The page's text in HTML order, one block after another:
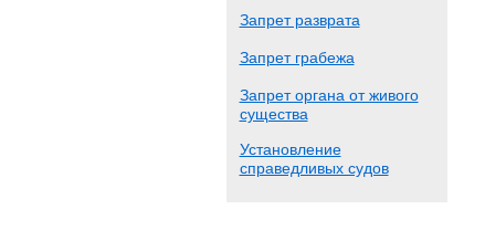
Запрет разврата
Запрет грабежа
Запрет органа от живого
существа
Установление
справедливых судов